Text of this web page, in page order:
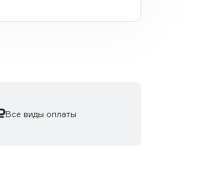
Все виды оплаты